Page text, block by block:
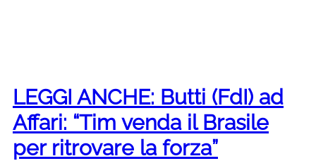
LEGGI ANCHE: Butti (FdI) ad
Affari: “Tim venda il Brasile
per ritrovare la forza”